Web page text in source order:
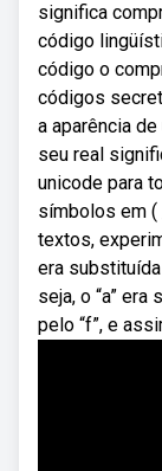
significa
código
código o
códigos
a aparência
seu real
unicode para
símbolos em (
textos,
era
seja, o “a” era
pelo “f”, e